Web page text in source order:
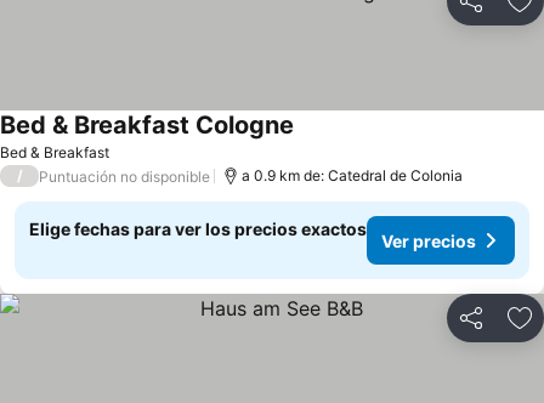
Compartir
Bed & Breakfast
Bed & Breakfast Cologne
/ Puntuación no disponible a 0.9 km de: Catedral de Colonia
Elige fechas para ver los precios exactos
Ver precios
Compartir